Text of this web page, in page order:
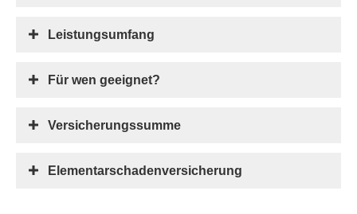
Leistungsumfang
Für wen geeignet?
Versicherungssumme
Elementarschadenversicherung